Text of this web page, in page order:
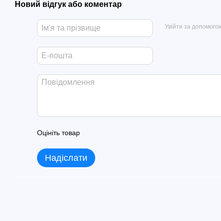
Новий відгук або коментар
Увійти за
Оцініть товар
Надіслати